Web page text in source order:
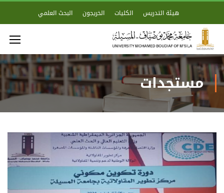
هيئة التدريس الكليات الخريجون البحث العلمي
مستجدات